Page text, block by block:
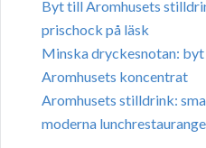
Byt till Aromhusets
prischock på läsk
Minska dryckesnotan:
Aromhusets koncentrat
Aromhusets stilldrink:
moderna